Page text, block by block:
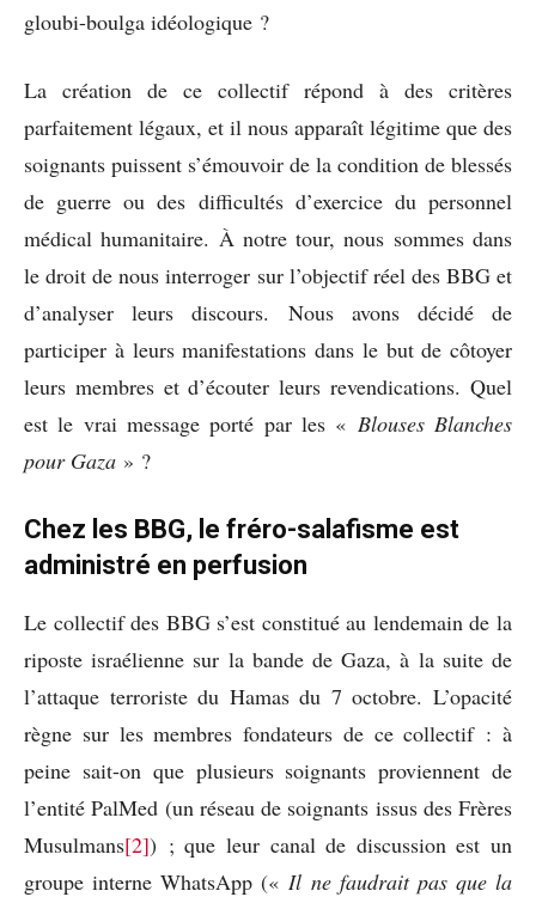
gloubi-boulga idéologique ?
La création de ce collectif répond à des critères
parfaitement légaux, et il nous apparaît légitime que des
soignants puissent s’émouvoir de la condition de blessés
de guerre ou des difficultés d’exercice du personnel
médical humanitaire. À notre tour, nous sommes dans
le droit de nous interroger sur l’objectif réel des BBG et
d’analyser leurs discours. Nous avons décidé de
participer à leurs manifestations dans le but de côtoyer
leurs membres et d’écouter leurs revendications. Quel
est le vrai message porté par les « Blouses Blanches
pour Gaza » ?
Chez les BBG, le fréro-salafisme est
administré en perfusion
Le collectif des BBG s’est constitué au lendemain de la
riposte israélienne sur la bande de Gaza, à la suite de
l’attaque terroriste du Hamas du 7 octobre. L’opacité
règne sur les membres fondateurs de ce collectif : à
peine sait-on que plusieurs soignants proviennent de
l’entité PalMed (un réseau de soignants issus des Frères
Musulmans[2]) ; que leur canal de discussion est un
groupe interne WhatsApp (« Il ne faudrait pas que la